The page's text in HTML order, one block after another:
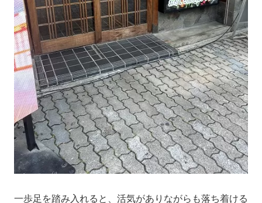
一歩足を踏み入れると、活気がありながらも落ち着ける